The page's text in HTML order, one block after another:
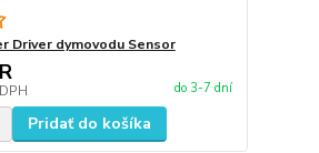
Driver dymovodu Sensor
do 3-7 dní
Pridať do košíka